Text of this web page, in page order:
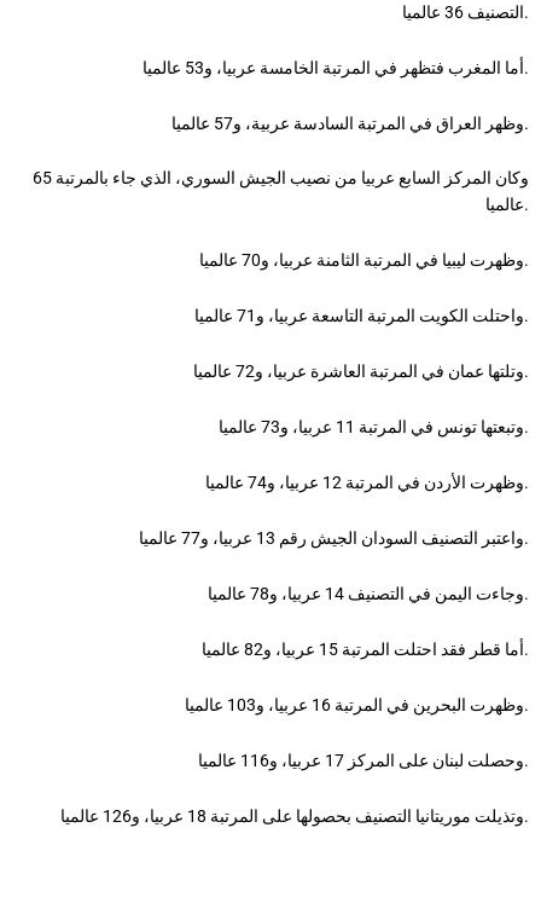
التصنيف 36 عالميا.
أما المغرب فتظهر في المرتبة الخامسة عربيا، و53 عالميا.
وظهر العراق في المرتبة السادسة عربية، و57 عالميا.
وكان المركز السابع عربيا من نصيب الجيش السوري، الذي جاء بالمرتبة 65
عالميا.
وظهرت ليبيا في المرتبة الثامنة عربيا، و70 عالميا.
واحتلت الكويت المرتبة التاسعة عربيا، و71 عالميا.
وتلتها عمان في المرتبة العاشرة عربيا، و72 عالميا.
وتبعتها تونس في المرتبة 11 عربيا، و73 عالميا.
وظهرت الأردن في المرتبة 12 عربيا، و74 عالميا.
واعتبر التصنيف السودان الجيش رقم 13 عربيا، و77 عالميا.
وجاءت اليمن في التصنيف 14 عربيا، و78 عالميا.
أما قطر فقد احتلت المرتبة 15 عربيا، و82 عالميا.
وظهرت البحرين في المرتبة 16 عربيا، و103 عالميا.
وحصلت لبنان على المركز 17 عربيا، و116 عالميا.
وتذيلت موريتانيا التصنيف بحصولها على المرتبة 18 عربيا، و126 عالميا.